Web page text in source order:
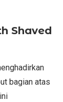
Shaved
bagian atas